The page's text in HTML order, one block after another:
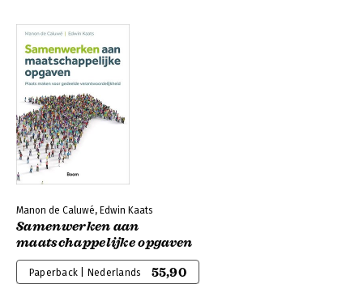
Manon de Caluwé, Edwin Kaats
Samenwerken aan
maatschappelijke opgaven
Paperback | Nederlands 55,90